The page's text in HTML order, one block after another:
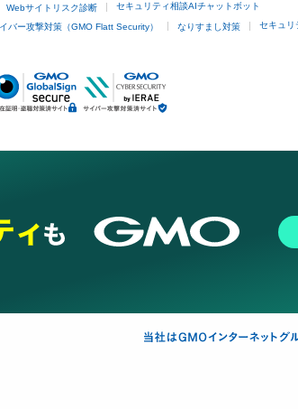
Webサイトリスク診断 セキュリティ相談AIチャットボット
バー攻撃対策（GMO Flatt Security） なりすまし対策 セキュリ